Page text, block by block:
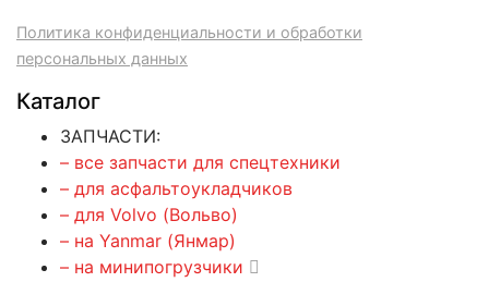
Политика конфиденциальности и обработки
персональных данных
Каталог
ЗАПЧАСТИ:
– все запчасти для спецтехники
– для асфальтоукладчиков
– для Volvo (Вольво)
– на Yanmar (Янмар)
– на минипогрузчики